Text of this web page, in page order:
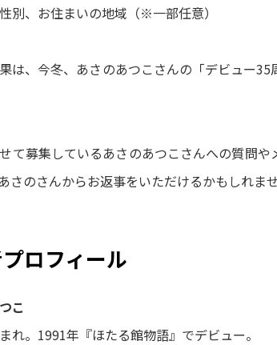
別、お住まいの地域（※一部任意）
は、今冬、あさのあつこさんの「デビュー
て募集しているあさのあつこさんへの質問
さのさんからお返事をいただけるかもしれま
ロフィール
こ
れ。1991年『ほたる館物語』でデビュー。